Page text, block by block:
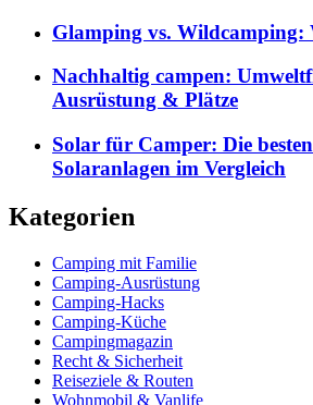
Glamping vs. Wildcamping:
Nachhaltig campen:
Ausrüstung & Plätze
Solar für Camper: Die
Solaranlagen im Vergleich
Kategorien
Camping mit Familie
Camping-Ausrüstung
Camping-Hacks
Camping-Küche
Campingmagazin
Recht & Sicherheit
Reiseziele & Routen
Wohnmobil & Vanlife